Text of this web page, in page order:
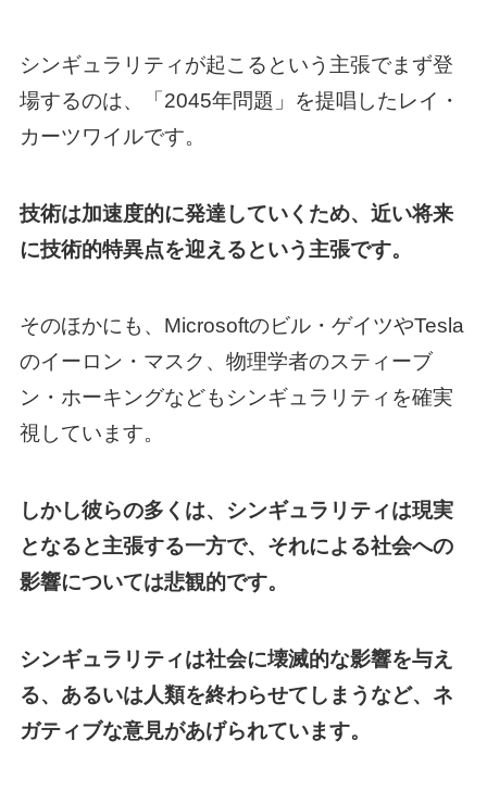
シンギュラリティが起こるという主張でまず登
場するのは、「2045年問題」を提唱したレイ・
カーツワイルです。
技術は加速度的に発達していくため、近い将来
に技術的特異点を迎えるという主張です。
そのほかにも、Microsoftのビル・ゲイツやTesla
のイーロン・マスク、物理学者のスティーブ
ン・ホーキングなどもシンギュラリティを確実
視しています。
しかし彼らの多くは、シンギュラリティは現実
となると主張する一方で、それによる社会への
影響については悲観的です。
シンギュラリティは社会に壊滅的な影響を与え
る、あるいは人類を終わらせてしまうなど、ネ
ガティブな意見があげられています。